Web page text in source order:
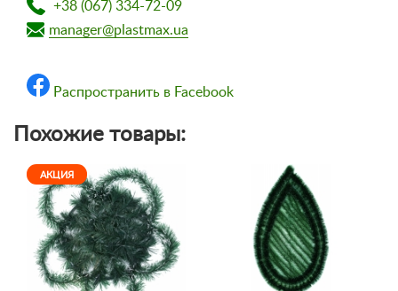
+38 (067) 334-72-09
manager@plastmax.ua
Распространить в Facebook
Похожие товары:
АКЦИЯ